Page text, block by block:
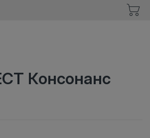
Консонанс